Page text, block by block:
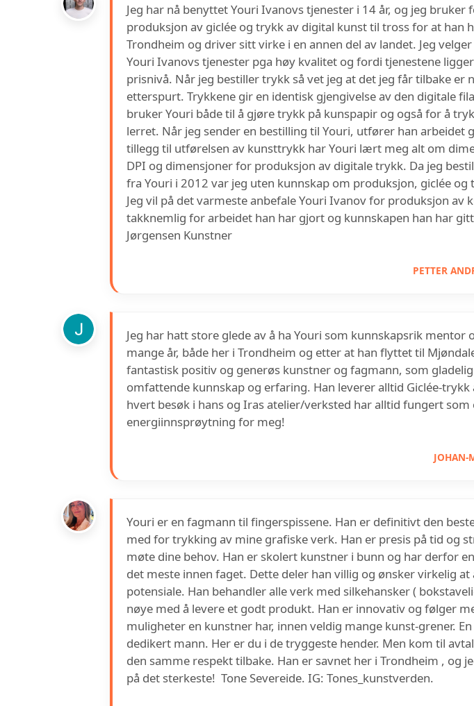
Jeg har nå benyttet Youri Ivanovs tjenester i 14 år, og jeg bruker
produksjon av giclée og trykk av digital kunst til tross for at han
Trondheim og driver sitt virke i en annen del av landet. Jeg
Youri Ivanovs tjenester pga høy kvalitet og fordi tjenestene
prisnivå. Når jeg bestiller trykk så vet jeg at det jeg får tilbake er
etterspurt. Trykkene gir en identisk gjengivelse av den digitale
bruker Youri både til å gjøre trykk på kunspapir og også for å
lerret. Når jeg sender en bestilling til Youri, utfører han arbeidet
tillegg til utførelsen av kunsttrykk har Youri lært meg alt om
DPI og dimensjoner for produksjon av digitale trykk. Da jeg
fra Youri i 2012 var jeg uten kunnskap om produksjon, giclée
Jeg vil på det varmeste anbefale Youri Ivanov for produksjon av
takknemlig for arbeidet han har gjort og kunnskapen han har
Jørgensen Kunstner
PETTER
Jeg har hatt store glede av å ha Youri som kunnskapsrik mentor
mange år, både her i Trondheim og etter at han flyttet til
fantastisk positiv og generøs kunstner og fagmann, som
omfattende kunnskap og erfaring. Han leverer alltid Giclée-trykk
hvert besøk i hans og Iras atelier/verksted har alltid fungert som
energiinnsprøytning for meg!
JOHAN-
Youri er en fagmann til fingerspissene. Han er definitivt den
med for trykking av mine grafiske verk. Han er presis på tid og
møte dine behov. Han er skolert kunstner i bunn og har derfor
det meste innen faget. Dette deler han villig og ønsker virkelig at
potensiale. Han behandler alle verk med silkehansker (
nøye med å levere et godt produkt. Han er innovativ og følger
muligheter en kunstner har, innen veldig mange kunst-grener.
dedikert mann. Her er du i de tryggeste hender. Men kom til
den samme respekt tilbake. Han er savnet her i Trondheim , og
på det sterkeste! ‍ Tone Severeide. IG: Tones_kunstverden.